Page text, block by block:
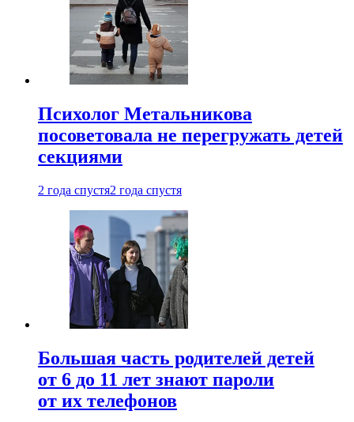
Психолог Метальникова
посоветовала не перегружать детей
секциями
2 года спустя2 года спустя
Большая часть родителей детей
от 6 до 11 лет знают пароли
от их телефонов